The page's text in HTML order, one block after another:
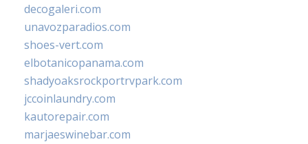
decogaleri.com
unavozparadios.com
shoes-vert.com
elbotanicopanama.com
shadyoaksrockportrvpark.com
jccoinlaundry.com
kautorepair.com
marjaeswinebar.com